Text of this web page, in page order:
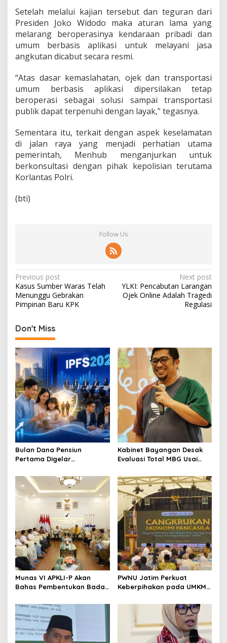
Setelah melalui kajian tersebut dan teguran dari
Presiden Joko Widodo maka aturan lama yang
melarang beroperasinya kendaraan pribadi dan
umum berbasis aplikasi untuk melayani jasa
angkutan dicabut secara resmi.
“Atas dasar kemaslahatan, ojek dan transportasi
umum berbasis aplikasi dipersilakan tetap
beroperasi sebagai solusi sampai transportasi
publik dapat terpenuhi dengan layak,” tegasnya.
Sementara itu, terkait dengan aspek keselamatan
di jalan raya yang menjadi perhatian utama
pemerintah, Menhub menganjurkan untuk
berkonsultasi dengan pihak kepolisian terutama
Korlantas Polri.
(bti)
Follow Us
P
o
s
t
n
a
v
i
g
a
t
i
o
n
Previous post
Kasus Sumber Waras Telah
Menunggu Gebrakan
Pimpinan Baru KPK
Next post
YLKI: Pencabutan Larangan
Ojek Online Adalah Tragedi
Regulasi
Don't Miss
Bulan Dana Pensiun
Pertama Digelar
Perkuat Ekosistem Pensiun
Berkelanjutan
Kabinet Bayangan Desak
Evaluasi Total MBG Usai
Massal
Munas VI APKLI-P Akan
Bahas Pembentukan Badan
Dinilai Penting Hadapi
Bonus Demografi
PWNU Jatim Perkuat
Keberpihakan pada UMKM